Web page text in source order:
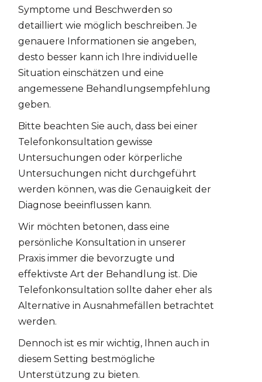
Symptome und Beschwerden so
detailliert wie möglich beschreiben. Je
genauere Informationen sie angeben,
desto besser kann ich Ihre individuelle
Situation einschätzen und eine
angemessene Behandlungsempfehlung
geben.
Bitte beachten Sie auch, dass bei einer
Telefonkonsultation gewisse
Untersuchungen oder körperliche
Untersuchungen nicht durchgeführt
werden können, was die Genauigkeit der
Diagnose beeinflussen kann.
Wir möchten betonen, dass eine
persönliche Konsultation in unserer
Praxis immer die bevorzugte und
effektivste Art der Behandlung ist. Die
Telefonkonsultation sollte daher eher als
Alternative in Ausnahmefällen betrachtet
werden.
Dennoch ist es mir wichtig, Ihnen auch in
diesem Setting bestmögliche
Unterstützung zu bieten.